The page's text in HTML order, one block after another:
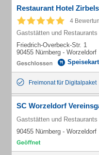
Restaurant Hotel
4
Gaststätten und Restaurants
Friedrich-Overbeck-Str. 1
90455 Nürnberg - Worzeldorf
Freimonat für Digitalpaket
SC Worzeldorf
Gaststätten und Restaurants
90455 Nürnberg - Worzeldorf